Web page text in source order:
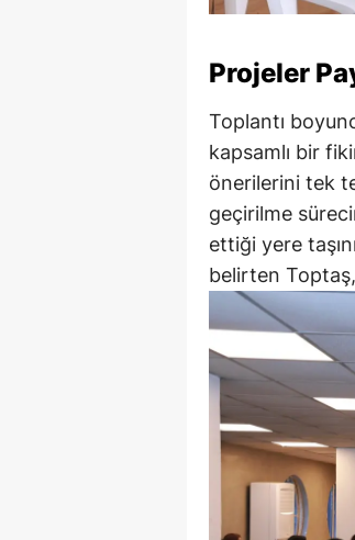
Projeler
Toplantı
kapsamlı bir
önerilerini tek
geçirilme
ettiği yere
belirten Toptaş,